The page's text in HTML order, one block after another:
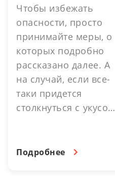
Чтобы избежать
опасности, просто
принимайте меры, о
которых подробно
рассказано далее. А
на случай, если все-
таки придется
столкнуться с укусом,
упростить процесс. В
Подробнее